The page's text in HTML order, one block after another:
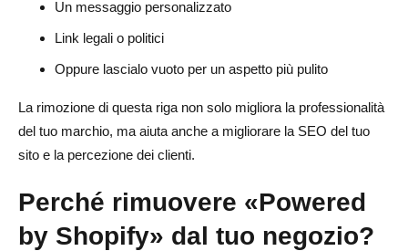
Un messaggio personalizzato
Link legali o politici
Oppure lascialo vuoto per un aspetto più pulito
La rimozione di questa riga non solo migliora la professionalità
del tuo marchio, ma aiuta anche a migliorare la SEO del tuo
sito e la percezione dei clienti.
Perché rimuovere «Powered
by Shopify» dal tuo negozio?